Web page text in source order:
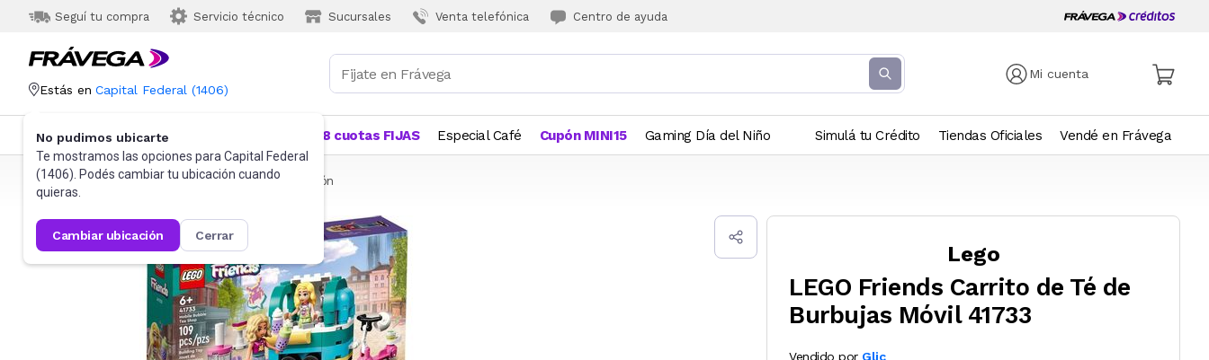
Seguí tu compra Servicio técnico Sucursales Venta telefónica Centro de ayuda
Mi cuenta
Estás en Capital Federal (1406)
No pudimos ubicarte
Te mostramos las opciones para Capital Federal
(1406). Podés cambiar tu ubicación cuando
quieras.
cambiar ubicación cerrar
Categorías Más Vendidos 18 cuotas FIJAS Especial Café Cupón MINI15 Gaming Día del Niño Simulá tu Crédito Tiendas Oficiales Vendé en Frávega
Frávega Juguetes y Juegos Bloques y Construcción
Lego
LEGO Friends Carrito de Té de
Burbujas Móvil 41733
Vendido por Glic